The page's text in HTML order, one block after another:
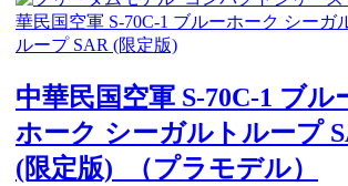
中華民国空軍 S-70C-1 ブル
ホーク シーガルトループ
(限定版) （プラモデル）